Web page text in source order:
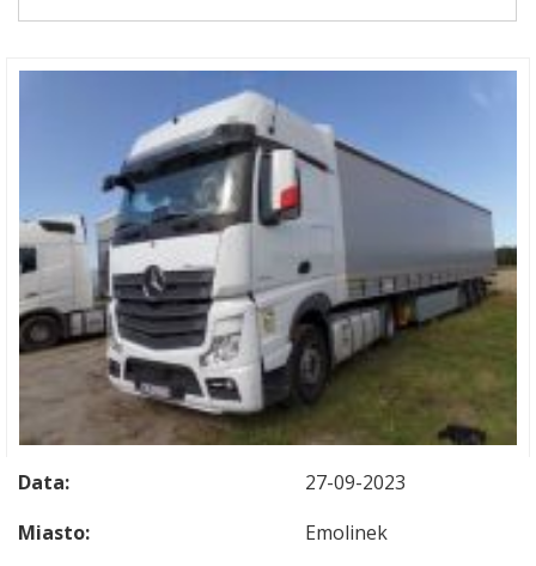
Data:
27-09-2023
Miasto:
Emolinek